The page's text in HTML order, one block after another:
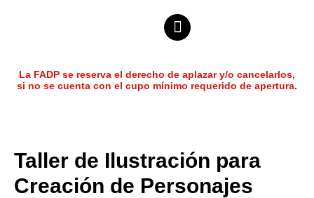
La FADP se reserva el derecho de aplazar y/o cancelarlos,
si no se cuenta con el cupo mínimo requerido de apertura.
Taller de Ilustración para
Creación de Personajes